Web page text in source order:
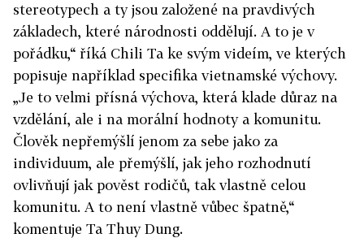
stereotypech a ty jsou založené na pravdivých
základech, které národnosti oddělují. A to je v
pořádku,“ říká Chili Ta ke svým videím, ve kterých
popisuje například specifika vietnamské výchovy.
„Je to velmi přísná výchova, která klade důraz na
vzdělání, ale i na morální hodnoty a komunitu.
Člověk nepřemýšlí jenom za sebe jako za
individuum, ale přemýšlí, jak jeho rozhodnutí
ovlivňují jak pověst rodičů, tak vlastně celou
komunitu. A to není vlastně vůbec špatně,“
komentuje Ta Thuy Dung.